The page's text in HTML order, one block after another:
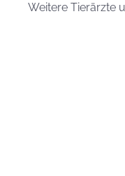
Weitere Tierärzte